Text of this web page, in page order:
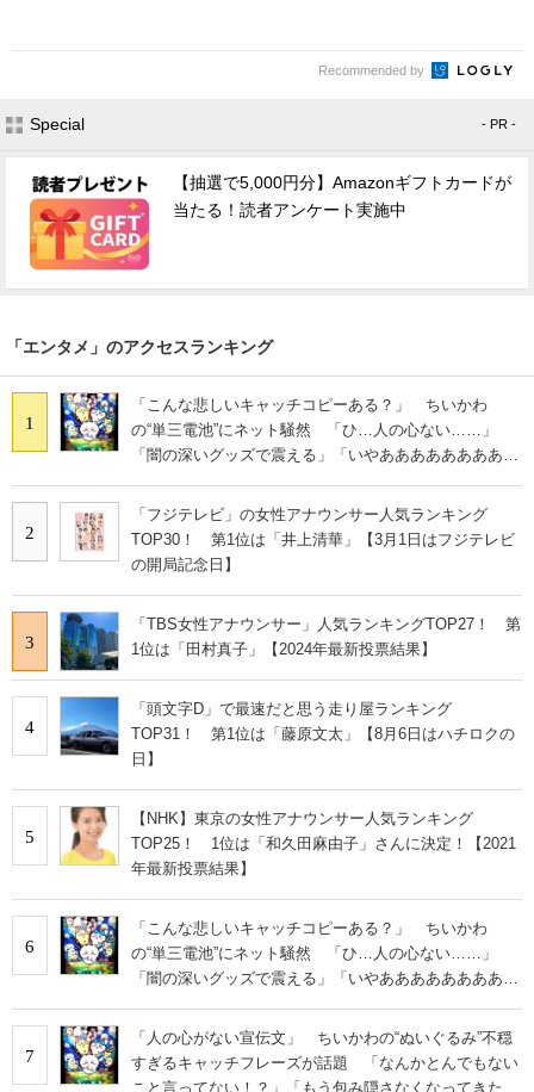
Recommended by
Special - PR -
【抽選で5,000円分】Amazonギフトカードが
当たる！読者アンケート実施中
「エンタメ」のアクセスランキング
1
「こんな悲しいキャッチコピーある？」 ちいかわ
の“単三電池”にネット騒然 「ひ…人の心ない……」
「闇の深いグッズで震える」「いやあああああああああ
2
「フジテレビ」の女性アナウンサー人気ランキング
TOP30！ 第1位は「井上清華」【3月1日はフジテレビ
の開局記念日】
3
「TBS女性アナウンサー」人気ランキングTOP27！ 第
1位は「田村真子」【2024年最新投票結果】
4
「頭文字D」で最速だと思う走り屋ランキング
TOP31！ 第1位は「藤原文太」【8月6日はハチロクの
日】
5
【NHK】東京の女性アナウンサー人気ランキング
TOP25！ 1位は「和久田麻由子」さんに決定！【2021
年最新投票結果】
6
「こんな悲しいキャッチコピーある？」 ちいかわ
の“単三電池”にネット騒然 「ひ…人の心ない……」
「闇の深いグッズで震える」「いやあああああああああ
7
「人の心がない宣伝文」 ちいかわの“ぬいぐるみ”不穏
すぎるキャッチフレーズが話題 「なんかとんでもない
こと言ってない！？」「もう包み隠さなくなってきた